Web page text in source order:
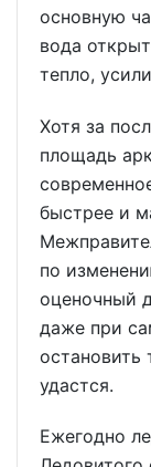
основную
вода
тепло,
Хотя за
площадь
быстрее и
по
оценочный
даже при
остановить
удастся.
Ежегодно